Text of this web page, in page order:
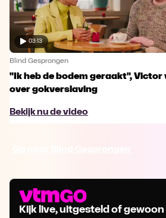
03:13
Blind Gesprongen
"Ik heb de bodem geraakt",
over gokverslaving
Bekijk nu de video
Kijk live, uitgesteld of gewoon